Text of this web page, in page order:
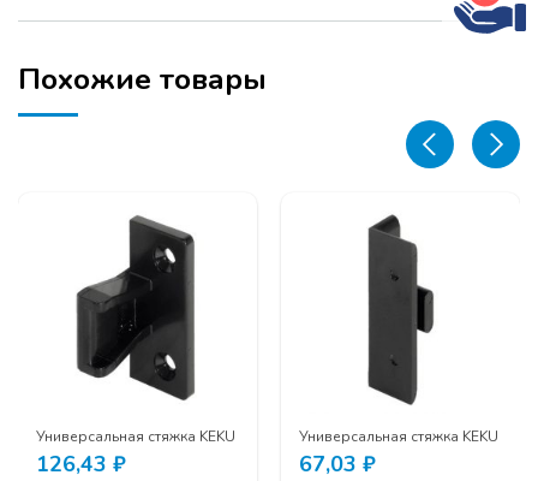
Похожие товары
Универсальная стяжка KEKU
126,43 ₽
Универсальная стяжка KEKU
67,03 ₽